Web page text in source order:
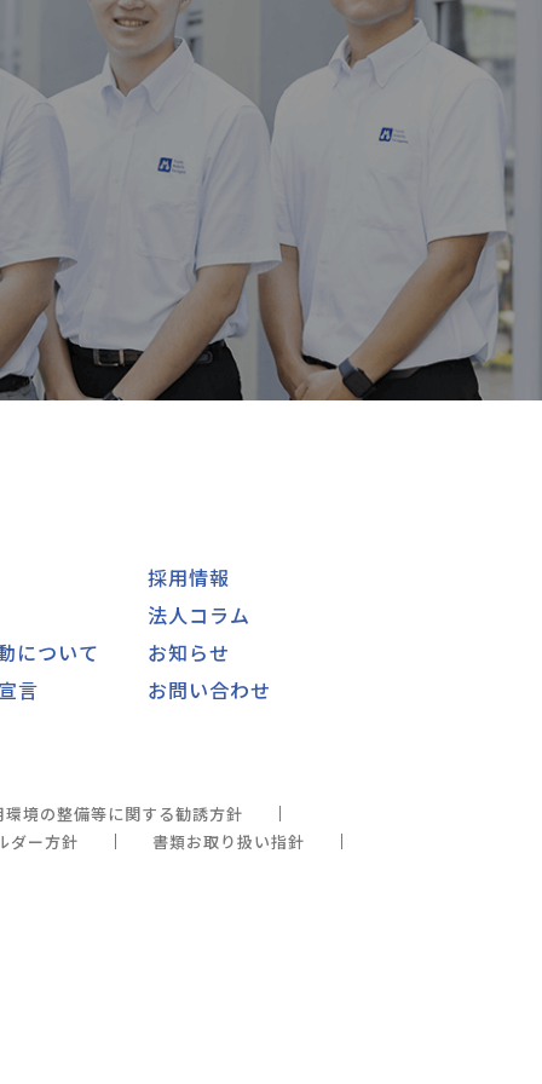
について
言
採用情報
法人コラム
お知らせ
お問い合わせ
境の整備等に関する勧誘方針
ダー方針
書類お取り扱い指針